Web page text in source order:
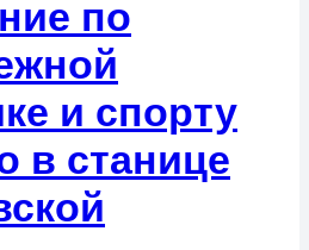
по
и спорту
в станице